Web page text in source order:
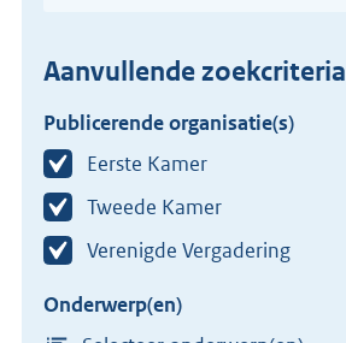
Aanvullende zoekcriteria
Publicerende organisatie(s)
Eerste Kamer
Tweede Kamer
Verenigde Vergadering
Onderwerp(en)